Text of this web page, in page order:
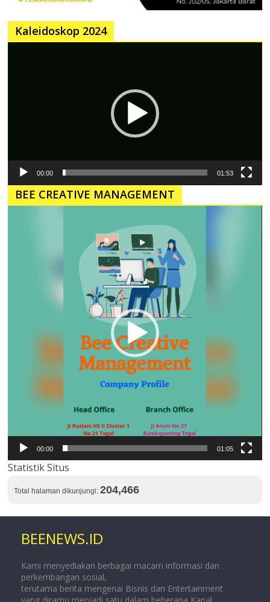
Kaleidoskop 2024
00:00 01:53
BEE CREATIVE MANAGEMENT
00:00 01:05
Statistik Situs
Total halaman dikunjungi:204,466
BEENEWS.ID
Kami menyediakan berbagai macam informasi dan
perkembangan sosial,
terutama berita mengenai Bisnis dan Entertainment
yang diramu menjadi satu dalam beberapa Kanal.